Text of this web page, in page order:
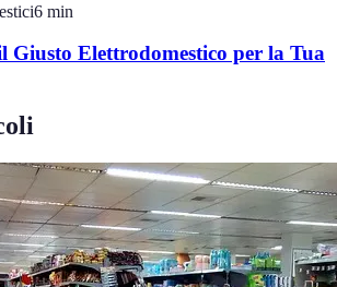
6 min
Giusto Elettrodomestico per la Tua